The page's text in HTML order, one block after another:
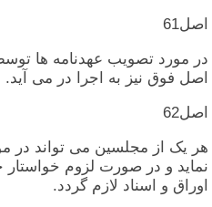
اصل‏61
در مورد تصویب‏ عهدنامه‏ ها
اصل‏ فوق‏ نیز به‏ اجرا در می‏ آید.
اصل‏62
هر یک‏ از مجلسین‏ می‏ تواند در
نماید و در صورت‏ لزوم‏
اوراق‏ و اسناد لازم‏ گردد.